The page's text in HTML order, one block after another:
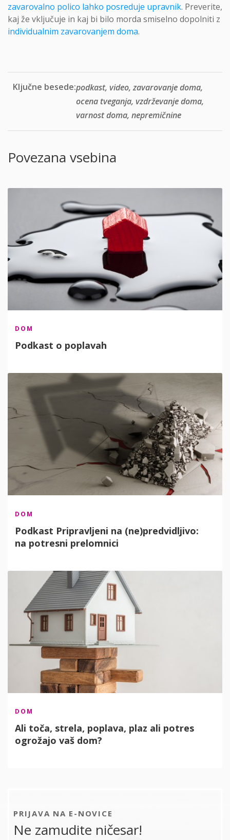
zavarovalno polico lahko posreduje upravnik. Preverite,
kaj že vključuje in kaj bi bilo morda smiselno dopolniti z
individualnim zavarovanjem doma.
Ključne besede:podkast, video, zavarovanje doma,
ocena tveganja, vzdrževanje doma,
varnost doma, nepremičnine
Povezana vsebina
DOM
Podkast o poplavah
DOM
Podkast Pripravljeni na (ne)predvidljivo:
na potresni prelomnici
DOM
Ali toča, strela, poplava, plaz ali potres
ogrožajo vaš dom?
PRIJAVA NA E-NOVICE
Ne zamudite ničesar!